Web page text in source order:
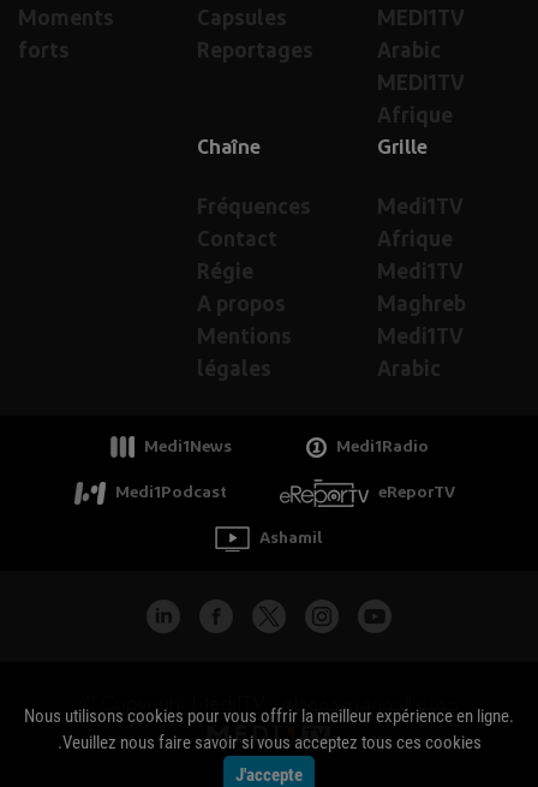
MEDI1TV
Arabic
MEDI1TV
Afrique
Capsules
Reportages
Moments
forts
Grille
Medi1TV
Afrique
Medi1TV
Maghreb
Medi1TV
Arabic
Chaîne
Fréquences
Contact
Régie
A propos
Mentions
légales
Medi1News Medi1Radio
Medi1Podcast eReporTV
Ashamil
جميع الحقوق محفوظة - Copyright Medi1TV ©
Nous utilisons cookies pour vous offrir la meilleur expérience en ligne.
Veuillez nous faire savoir si vous acceptez tous ces cookies.
J'accepte